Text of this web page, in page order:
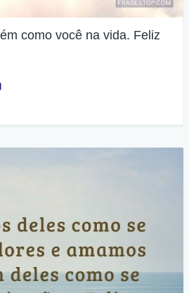
como você na vida. Feliz